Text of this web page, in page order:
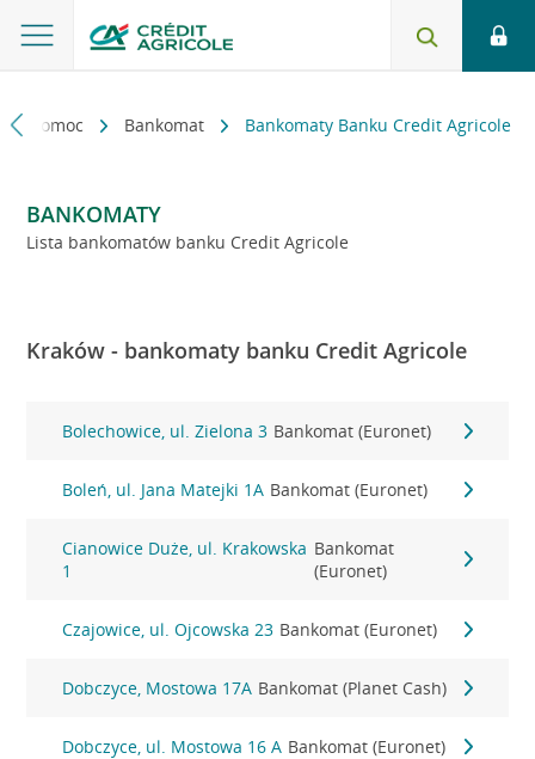
i pomoc Bankomat Bankomaty Banku Credit Agricole
BANKOMATY
Lista bankomatów banku Credit Agricole
Kraków - bankomaty banku Credit Agricole
Bolechowice, ul. Zielona 3 Bankomat (Euronet)
Boleń, ul. Jana Matejki 1A Bankomat (Euronet)
Cianowice Duże, ul. Krakowska
1
Bankomat
(Euronet)
Czajowice, ul. Ojcowska 23 Bankomat (Euronet)
Dobczyce, Mostowa 17A Bankomat (Planet Cash)
Dobczyce, ul. Mostowa 16 A Bankomat (Euronet)